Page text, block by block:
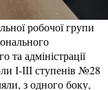
робочої групи
та адміністрації
І-ІІІ ступенів №28
з одного боку,